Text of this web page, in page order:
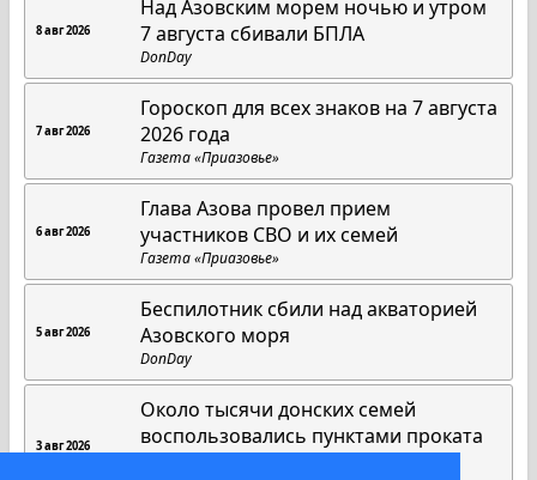
8 авг 2026
Над Азовским морем ночью и утром
7 августа сбивали БПЛА
DonDay
7 авг 2026
Гороскоп для всех знаков на 7 августа
2026 года
Газета «Приазовье»
6 авг 2026
Глава Азова провел прием
участников СВО и их семей
Газета «Приазовье»
5 авг 2026
Беспилотник сбили над акваторией
Азовского моря
DonDay
3 авг 2026
Около тысячи донских семей
воспользовались пунктами проката